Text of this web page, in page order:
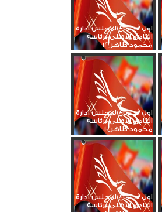
اول اجتماع لمجلس ادارة
النادى الاهلى برئاسة
محمود طاهر_12
اول اجتماع لمجلس ادارة
النادى الاهلى برئاسة
محمود طاهر_10
اول اجتماع لمجلس ادارة
النادى الاهلى برئاسة